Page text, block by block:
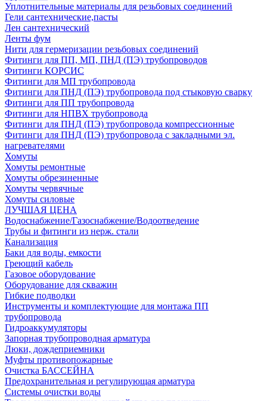
Уплотнительные материалы для резьбовых соединений
Гели сантехнические,пасты
Лен сантехнический
Ленты фум
Нити для гермеризации резьбовых соединений
Фитинги для ПП, МП, ПНД (ПЭ) трубопроводов
Фитинги КОРСИС
Фитинги для МП трубопровода
Фитинги для ПНД (ПЭ) трубопровода под стыковую сварку
Фитинги для ПП трубопровода
Фитинги для НПВХ трубопровода
Фитинги для ПНД (ПЭ) трубопровода компрессионные
Фитинги для ПНД (ПЭ) трубопровода с закладными эл.
нагревателями
Хомуты
Хомуты ремонтные
Хомуты обрезиненные
Хомуты червячные
Хомуты силовые
ЛУЧШАЯ ЦЕНА
Водоснабжение/Газоснабжение/Водоотведение
Трубы и фитинги из нерж. стали
Канализация
Баки для воды, емкости
Греющий кабель
Газовое оборудование
Оборудование для скважин
Гибкие подводки
Инструменты и комплектующие для монтажа ПП
трубопровода
Гидроаккумуляторы
Запорная трубопроводная арматура
Люки, дождеприемники
Муфты противопожарные
Очистка БАССЕЙНА
Предохранительная и регулирующая арматура
Системы очистки воды